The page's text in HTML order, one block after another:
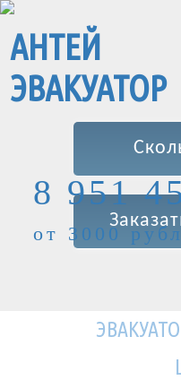
АНТЕЙ
ЭВАКУАТОР
8 951
от 3000